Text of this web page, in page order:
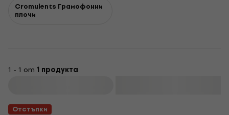
Cromulents Грамофонни
плочи
1 - 1 от 1 продукта
Отстъпки